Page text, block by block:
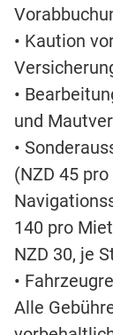
• Kaution
•
und
•
(NZD 45
140 pro
NZD 30, je
•
Alle